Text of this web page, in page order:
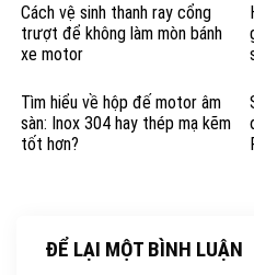
Cách vệ sinh thanh ray cổng
trượt để không làm mòn bánh
xe motor
Tìm hiểu về hộp đế motor âm
sàn: Inox 304 hay thép mạ kẽm
tốt hơn?
ĐỂ LẠI MỘT BÌNH LUẬN